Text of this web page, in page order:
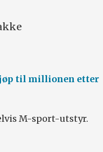
til millionen etter
M-sport-utstyr.